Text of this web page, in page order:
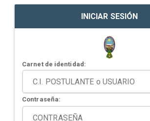
INICIAR SESIÓN
Carnet de identidad:
Contraseña: